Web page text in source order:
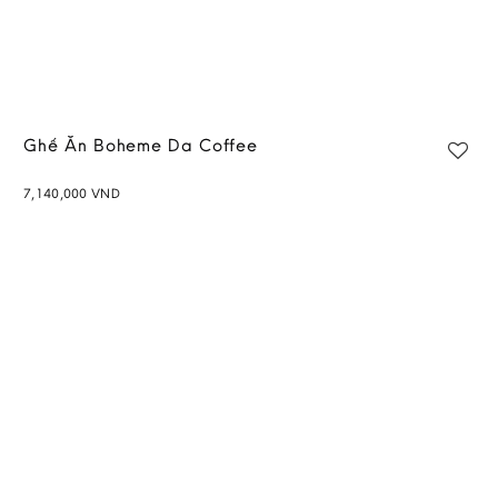
Ghế Ăn Boheme Da Coffee
7,140,000 VND